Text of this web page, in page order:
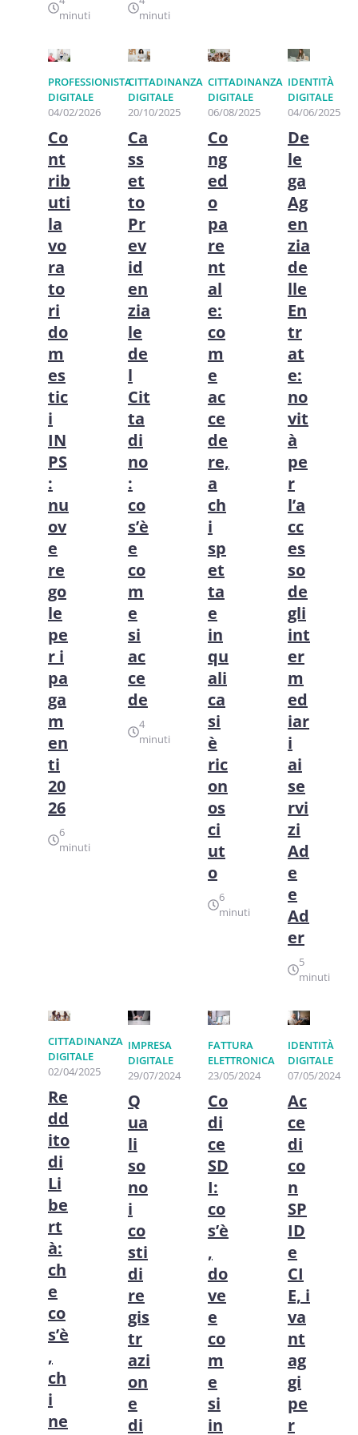
minuti
minuti
PROFESSIONISTA
DIGITALE
04/02/2026
Co
nt
rib
uti
la
vo
ra
to
ri
do
m
es
tic
i
IN
PS
:
nu
ov
e
re
go
le
pe
r i
pa
ga
m
en
ti
20
26
6
minuti
CITTADINANZA
DIGITALE
20/10/2025
Ca
ss
et
to
Pr
ev
id
en
zia
le
de
l
Cit
ta
di
no
:
co
s’è
e
co
m
e
si
ac
ce
de
4
minuti
CITTADINANZA
DIGITALE
06/08/2025
Co
ng
ed
o
pa
re
nt
al
e:
co
m
e
ac
ce
de
re,
a
ch
i
sp
et
ta
e
in
qu
ali
ca
si
è
ric
on
os
ci
ut
o
6
minuti
IDENTITÀ
DIGITALE
04/06/2025
De
le
ga
Ag
en
zia
de
lle
En
tr
at
e:
no
vit
à
pe
r
l’a
cc
es
so
de
gli
int
er
m
ed
iar
i
ai
se
rvi
zi
Ad
e
e
Ad
er
5
minuti
CITTADINANZA
DIGITALE
02/04/2025
Re
dd
ito
di
Li
be
rt
à:
ch
e
co
s’è
,
ch
i
ne
IMPRESA
DIGITALE
29/07/2024
Q
ua
li
so
no
i
co
sti
di
re
gis
tr
azi
on
e
di
FATTURA
ELETTRONICA
23/05/2024
Co
di
ce
SD
I:
co
s’è
,
do
ve
e
co
m
e
si
in
IDENTITÀ
DIGITALE
07/05/2024
Ac
ce
di
co
n
SP
ID
e
CI
E, i
va
nt
ag
gi
pe
r